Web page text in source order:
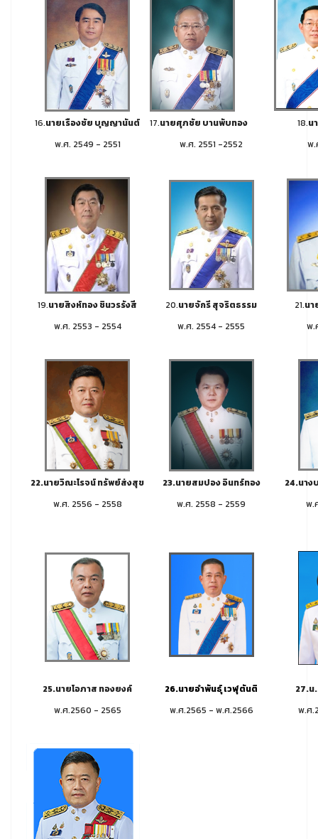
16.นายเรืองชัย บุญญานันต์ 17.นายศุภชัย บานพับทอง 18.น
พ.ศ. 2549 - 2551
พ.ศ. 2551 -2552 พ.
19.นายสิงห์ทอง ชินวรรังสี 20.นายจักรี สุจริตธรรม 21.นา
พ.ศ. 2553 - 2554
พ.ศ. 2554 - 2555 พ.
22.นายวิณะโรจน์ ทรัพย์ส่งสุข 23.นายสมปอง อินทร์ทอง
24.นาง
พ.ศ. 2556 - 2558
พ.ศ. 2558 - 2559 พ.
25.นายโอภาส ทองยงค์ 26.นายอำพันธุ์ เวฬุตันติ
27.
พ.ศ.2560 - 2565
พ.ศ.2565 - พ.ศ.2566 พ.ศ